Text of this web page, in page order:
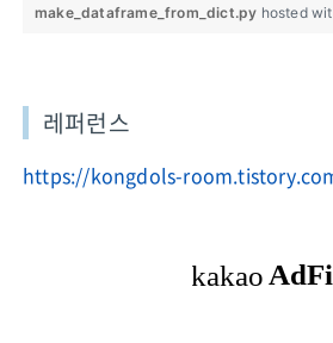
make_dataframe_from_dict.py hosted
레퍼런스
https://kongdols-